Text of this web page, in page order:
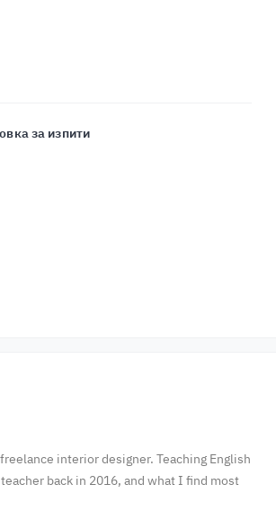
за изпити
interior designer. Teaching English
back in 2016, and what I find most